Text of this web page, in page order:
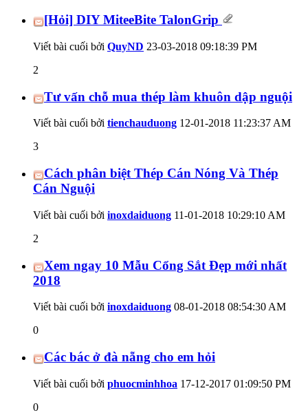
[Hỏi] DIY MiteeBite TalonGrip
Viết bài cuối bởi QuyND 23-03-2018 09:18:39 PM
2
Tư vấn chỗ mua thép làm khuôn dập nguội
Viết bài cuối bởi tienchauduong 12-01-2018 11:23:37 AM
3
Cách phân biệt Thép Cán Nóng Và Thép
Cán Nguội
Viết bài cuối bởi inoxdaiduong 11-01-2018 10:29:10 AM
2
Xem ngay 10 Mẫu Cổng Sắt Đẹp mới nhất
2018
Viết bài cuối bởi inoxdaiduong 08-01-2018 08:54:30 AM
0
Các bác ở đà nẵng cho em hỏi
Viết bài cuối bởi phuocminhhoa 17-12-2017 01:09:50 PM
0